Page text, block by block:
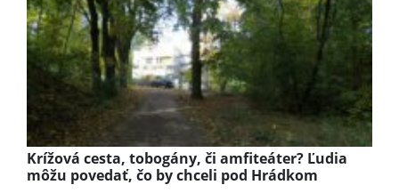
Krížová cesta, tobogány, či amfiteáter? Ľudia
môžu povedať, čo by chceli pod Hrádkom